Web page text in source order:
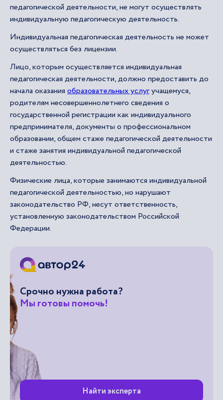
педагогической деятельности, не могут осуществлять
индивидуальную педагогическую деятельность.
Индивидуальная педагогическая деятельность не может
осуществляться без лицензии.
Лицо, которым осуществляется индивидуальная
педагогическая деятельности, должно предоставить до
начала оказания образовательных услугучащемуся,
родителям несовершеннолетнего сведения о
государственной регистрации как индивидуального
предпринимателя, документы о профессиональном
образовании, общем стаже педагогической деятельности
и стаже занятия индивидуальной педагогической
деятельностью.
Физические лица, которые занимаются индивидуальной
педагогической деятельностью, но нарушают
законодательство РФ, несут ответственность,
установленную законодательством Российской
Федерации.
Срочно нужна работа?
Мы готовы помочь!
Найти эксперта